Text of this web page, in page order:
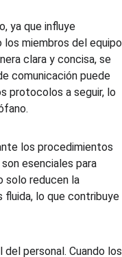
ya que influye
miembros del equipo
clara y concisa, se
comunicación puede
protocolos a seguir, lo
los procedimientos
esenciales para
solo reducen la
fluida, lo que contribuye
personal. Cuando los